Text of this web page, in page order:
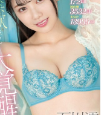
【画像】 JKさん、日本最大級の”水かけ祭り”フェスでおっ〇ぱい丸見え！大量ぶっかけハプニングｗｗｗ
くなってるエ□画像
とめ